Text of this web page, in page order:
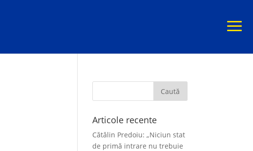
Articole recente
Cătălin Predoiu: „Niciun stat
de primă intrare nu trebuie